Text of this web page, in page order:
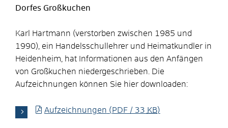
Dorfes Großkuchen
Karl Hartmann (verstorben zwischen 1985 und
1990), ein Handelsschullehrer und Heimatkundler in
Heidenheim, hat Informationen aus den Anfängen
von Großkuchen niedergeschrieben. Die
Aufzeichnungen können Sie hier downloaden:
Aufzeichnungen (PDF / 33 KB)